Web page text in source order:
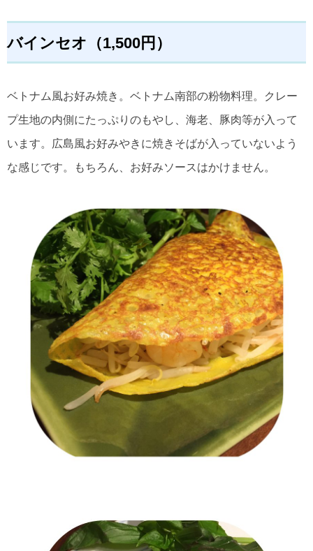
バインセオ（1,500円）
ベトナム風お好み焼き。ベトナム南部の粉物料理。クレー
プ生地の内側にたっぷりのもやし、海老、豚肉等が入って
います。広島風お好みやきに焼きそばが入っていないよう
な感じです。もちろん、お好みソースはかけません。